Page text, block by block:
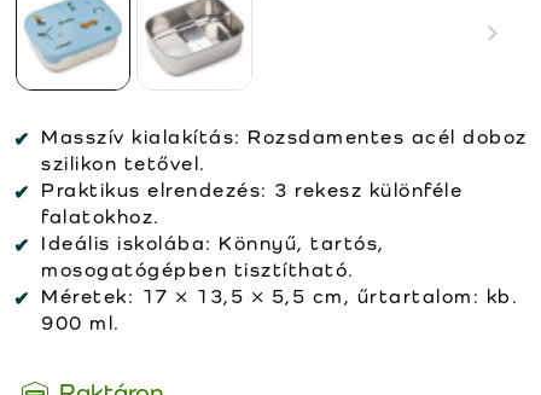
Masszív kialakítás: Rozsdamentes acél doboz
szilikon tetővel.
Praktikus elrendezés: 3 rekesz különféle
falatokhoz.
Ideális iskolába: Könnyű, tartós,
mosogatógépben tisztítható.
Méretek: 17 × 13,5 × 5,5 cm, űrtartalom: kb.
900 ml.